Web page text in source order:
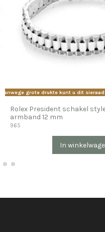
Vanwege grote drukte kunt u dit
Rolex President schakel
armband 12 mm
965
In